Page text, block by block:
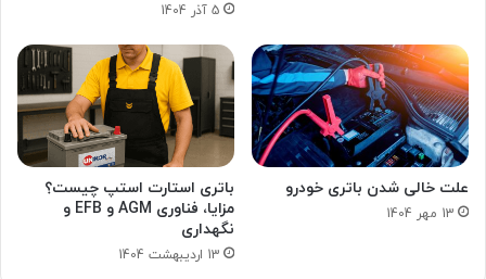
5 آذر 1404
علت خالی شدن باتری خودرو
13 مهر 1404
باتری استارت استپ چیست؟
مزایا، فناوری AGM و EFB و
نگهداری
13 اردیبهشت 1404